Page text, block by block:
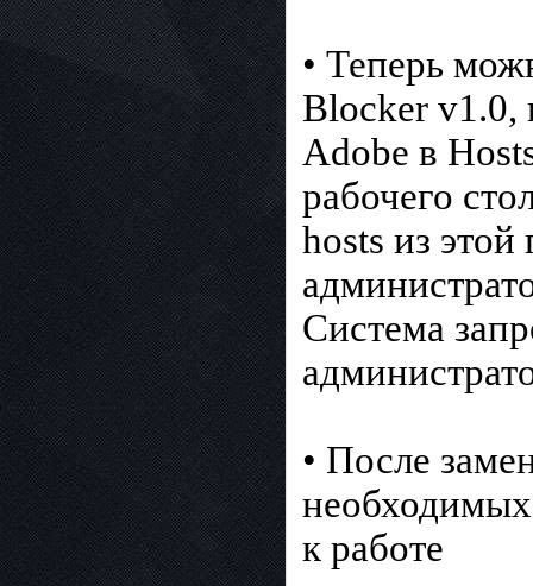
• Теперь
Blocker v1.0,
Adobe в
рабочего
hosts из этой
Система
• После
к работе